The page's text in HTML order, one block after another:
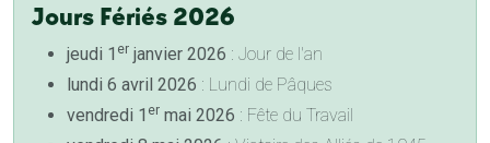
Jours Fériés 2026
jeudi 1 er janvier 2026 : Jour de l'an
lundi 6 avril 2026 : Lundi de Pâques
vendredi 1 er mai 2026 : Fête du Travail